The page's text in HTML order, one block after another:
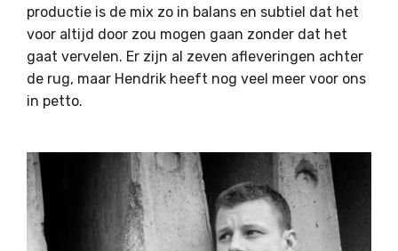
productie is de mix zo in balans en subtiel dat het
voor altijd door zou mogen gaan zonder dat het
gaat vervelen. Er zijn al zeven afleveringen achter
de rug, maar Hendrik heeft nog veel meer voor ons
in petto.